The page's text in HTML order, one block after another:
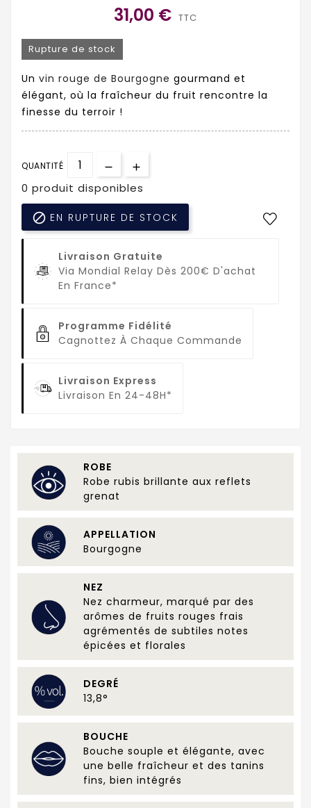
31,00 € TTC
Rupture de stock
Un vin rouge de Bourgogne gourmand et
élégant, où la fraîcheur du fruit rencontre la
finesse du terroir !
QUANTITÉ
0 produit disponibles
 EN RUPTURE DE STOCK
Livraison Gratuite
Via Mondial Relay Dès 200€ D'achat
En France*
Programme Fidélité
Cagnottez À Chaque Commande
Livraison Express
Livraison En 24-48H*
ROBE
Robe rubis brillante aux reflets
grenat
APPELLATION
Bourgogne
NEZ
Nez charmeur, marqué par des
arômes de fruits rouges frais
agrémentés de subtiles notes
épicées et florales
DEGRÉ
13,8°
BOUCHE
Bouche souple et élégante, avec
une belle fraîcheur et des tanins
fins, bien intégrés